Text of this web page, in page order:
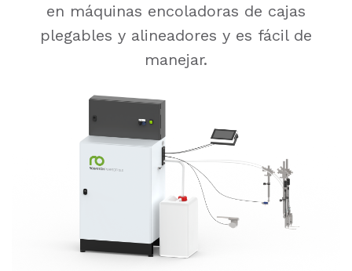
en máquinas encoladoras de cajas
plegables y alineadores y es fácil de
manejar.